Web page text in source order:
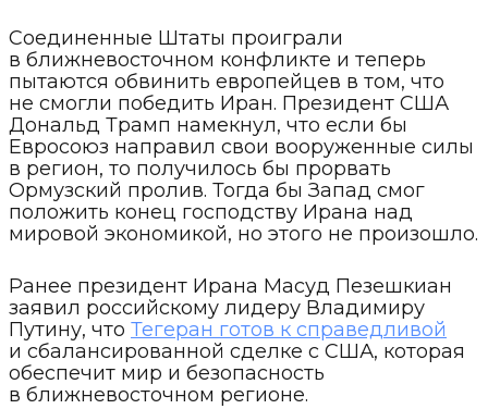
Соединенные Штаты проиграли
в ближневосточном конфликте и теперь
пытаются обвинить европейцев в том, что
не смогли победить Иран. Президент США
Дональд Трамп намекнул, что если бы
Евросоюз направил свои вооруженные силы
в регион, то получилось бы прорвать
Ормузский пролив. Тогда бы Запад смог
положить конец господству Ирана над
мировой экономикой, но этого не произошло.
Ранее президент Ирана Масуд Пезешкиан
заявил российскому лидеру Владимиру
Путину, что Тегеран готов к справедливой
и сбалансированной сделке с США, которая
обеспечит мир и безопасность
в ближневосточном регионе.